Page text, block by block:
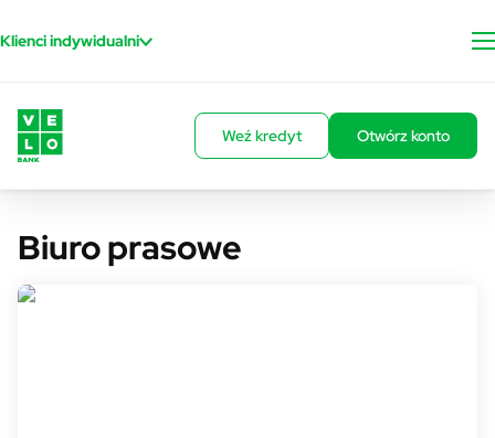
Klienci indywidualni
Weź kredyt Otwórz konto
Biuro prasowe
Rzecznik prasowy